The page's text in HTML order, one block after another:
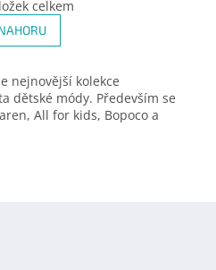
v
l
á
a
c
í
á
n
k
v
á
n
í
celkem
nejnovější kolekce
dětské módy. Především se
All for kids, Bopoco a